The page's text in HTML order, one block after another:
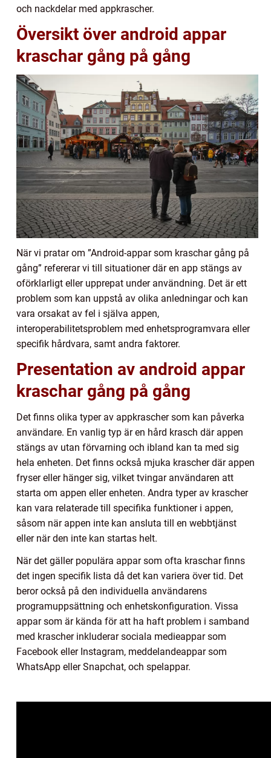
och nackdelar med appkrascher.
Översikt över android appar
kraschar gång på gång
När vi pratar om ”Android-appar som kraschar gång på
gång” refererar vi till situationer där en app stängs av
oförklarligt eller upprepat under användning. Det är ett
problem som kan uppstå av olika anledningar och kan
vara orsakat av fel i själva appen,
interoperabilitetsproblem med enhetsprogramvara eller
specifik hårdvara, samt andra faktorer.
Presentation av android appar
kraschar gång på gång
Det finns olika typer av appkrascher som kan påverka
användare. En vanlig typ är en hård krasch där appen
stängs av utan förvarning och ibland kan ta med sig
hela enheten. Det finns också mjuka krascher där appen
fryser eller hänger sig, vilket tvingar användaren att
starta om appen eller enheten. Andra typer av krascher
kan vara relaterade till specifika funktioner i appen,
såsom när appen inte kan ansluta till en webbtjänst
eller när den inte kan startas helt.
När det gäller populära appar som ofta kraschar finns
det ingen specifik lista då det kan variera över tid. Det
beror också på den individuella användarens
programuppsättning och enhetskonfiguration. Vissa
appar som är kända för att ha haft problem i samband
med krascher inkluderar sociala medieappar som
Facebook eller Instagram, meddelandeappar som
WhatsApp eller Snapchat, och spelappar.